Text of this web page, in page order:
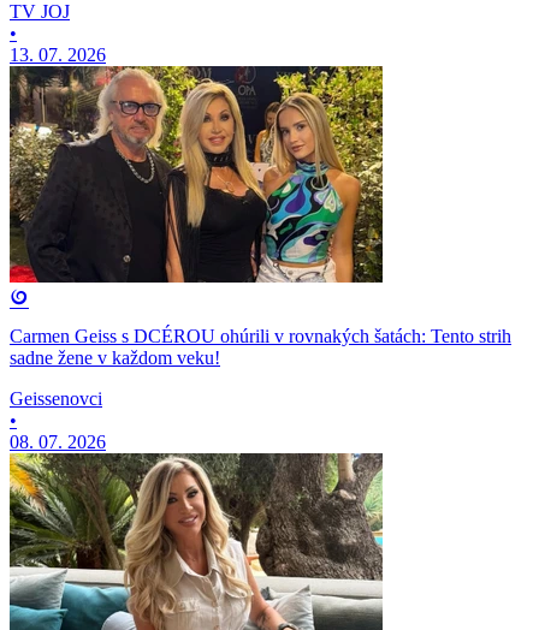
TV JOJ
•
13. 07. 2026
Carmen Geiss s DCÉROU ohúrili v rovnakých šatách: Tento strih
sadne žene v každom veku!
Geissenovci
•
08. 07. 2026